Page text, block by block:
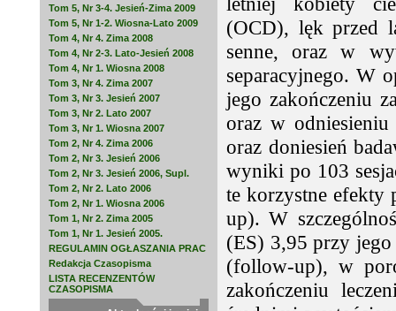
Tom 5, Nr 3-4. Jesień-Zima 2009
Tom 5, Nr 1-2. Wiosna-Lato 2009
Tom 4, Nr 4. Zima 2008
Tom 4, Nr 2-3. Lato-Jesień 2008
Tom 4, Nr 1. Wiosna 2008
Tom 3, Nr 4. Zima 2007
Tom 3, Nr 3. Jesień 2007
Tom 3, Nr 2. Lato 2007
Tom 3, Nr 1. Wiosna 2007
Tom 2, Nr 4. Zima 2006
Tom 2, Nr 3. Jesień 2006
Tom 2, Nr 3. Jesień 2006, Supl.
Tom 2, Nr 2. Lato 2006
Tom 2, Nr 1. Wiosna 2006
Tom 1, Nr 2. Zima 2005
Tom 1, Nr 1. Jesień 2005.
REGULAMIN OGŁASZANIA PRAC
Redakcja Czasopisma
LISTA RECENZENTÓW
CZASOPISMA
(OCD), lęk przed
senne, oraz w
separacyjnego. W
jego zakończeniu
oraz w
oraz doniesień
wyniki po 103
te korzystne efekty
up). W
(ES) 3,95 przy
(follow-up), w
zakończeniu